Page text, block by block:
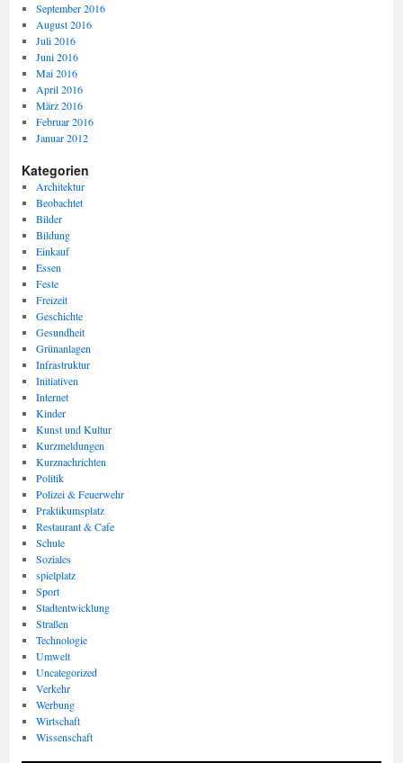
September 2016
August 2016
Juli 2016
Juni 2016
Mai 2016
April 2016
März 2016
Februar 2016
Januar 2012
Kategorien
Architektur
Beobachtet
Bilder
Bildung
Einkauf
Essen
Feste
Freizeit
Geschichte
Gesundheit
Grünanlagen
Infrastruktur
Initiativen
Internet
Kinder
Kunst und Kultur
Kurzmeldungen
Kurznachrichten
Politik
Polizei & Feuerwehr
Praktikumsplatz
Restaurant & Cafe
Schule
Soziales
spielplatz
Sport
Stadtentwicklung
Straßen
Technologie
Umwelt
Uncategorized
Verkehr
Werbung
Wirtschaft
Wissenschaft